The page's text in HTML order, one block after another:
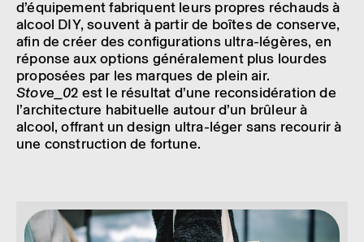
d’équi­pe­ment fabriquent leurs propres réchauds à
alcool DIY, souvent à partir de boîtes de conserve,
afin de créer des confi­gu­ra­tions ultra-légères, en
réponse aux options géné­ra­le­ment plus lourdes
propo­sées par les marques de plein air.
Stove_02 est le résul­tat d’une recon­si­dé­ra­tion de
l’ar­chi­tec­ture habi­tuelle autour d’un brûleur à
alcool, offrant un design ultra-léger sans recou­rir à
une construc­tion de fortune.